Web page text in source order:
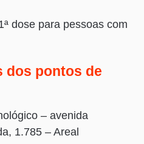
dose para pessoas com
dos pontos de
– avenida
1.785 – Areal